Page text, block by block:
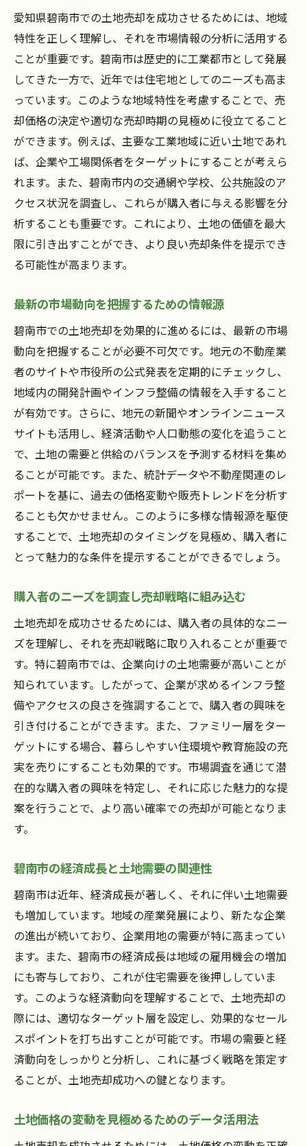
的アプローチ!(株)東海地所にお任せ
市場調査で得られるデータの読み解き方
競争力のある価格設定のための市場分析
戦略的売却を支える地域特有の情報収集
成功する売却のための効果的な広告方法
市場のニッチを狙った売却戦略の策定
地元の不動産業者との連携で得られるメリ
ット
碧南市の土地特性を最大限に活用した売却成功
の秘訣
土地の魅力を引き出すためのプロモーショ
ン
周辺環境の特徴を活かした価値提案
地域資源とアメニティを売却戦略に組み込
む
土地の歴史的価値をアピールする方法
市場における独自の立ち位置を確立する
愛知県碧南市における土地売却の最新市場動向
を徹底検証
最新の市場トレンドとその背景
需要と供給のバランスを理解する
市場動向から見た今後の不動産価値
価格変動を予測するための指標
業界動向が売却に与える影響を分析
市場情報と戦略を駆使して碧南市での土地売却
に臨む
有効な戦略を立てるための市場理解の深化
土地売却におけるリスク管理とその方法
市場情報を活用した価格交渉術
売却プロセスを円滑に進めるための準備
地域特性を反映したカスタマイズ戦略
市場情報を基にした柔軟なプランニング
碧南市の不動産市場特性を知り尽くして土地売
地元の買い手需要を引き付ける方法
不動産市場の特性に基づく価格設定
地域の特性を理解した上での売却アプロー
チ
市場動向を予測し売却のタイミングを決定
地元の専門家との連携による市場攻略
土地売却を成功させるための碧南市市場情報と
戦略の活用法
市場情報を基にした売却実務の流れ
戦略的な広告展開による購入者の誘引
地域の特性を反映した売却戦略の事例紹介
市場の変動に対応した戦略的柔軟性の保持
愛知県碧南市での土地売却を成功させるためには、地域
特性を正しく理解し、それを市場情報の分析に活用する
ことが重要です。碧南市は歴史的に工業都市として発展
してきた一方で、近年では住宅地としてのニーズも高ま
っています。このような地域特性を考慮することで、売
却価格の決定や適切な売却時期の見極めに役立てること
ができます。例えば、主要な工業地域に近い土地であれ
ば、企業や工場関係者をターゲットにすることが考えら
れます。また、碧南市内の交通網や学校、公共施設のア
クセス状況を調査し、これらが購入者に与える影響を分
析することも重要です。これにより、土地の価値を最大
限に引き出すことができ、より良い売却条件を提示でき
る可能性が高まります。
最新の市場動向を把握するための情報源
碧南市での土地売却を効果的に進めるには、最新の市場
動向を把握することが必要不可欠です。地元の不動産業
者のサイトや市役所の公式発表を定期的にチェックし、
地域内の開発計画やインフラ整備の情報を入手すること
が有効です。さらに、地元の新聞やオンラインニュース
サイトも活用し、経済活動や人口動態の変化を追うこと
で、土地の需要と供給のバランスを予測する材料を集め
ることが可能です。また、統計データや不動産関連のレ
ポートを基に、過去の価格変動や販売トレンドを分析す
ることも欠かせません。このように多様な情報源を駆使
することで、土地売却のタイミングを見極め、購入者に
とって魅力的な条件を提示することができるでしょう。
購入者のニーズを調査し売却戦略に組み込む
土地売却を成功させるためには、購入者の具体的なニー
ズを理解し、それを売却戦略に取り入れることが重要で
す。特に碧南市では、企業向けの土地需要が高いことが
知られています。したがって、企業が求めるインフラ整
備やアクセスの良さを強調することで、購入者の興味を
引き付けることができます。また、ファミリー層をター
ゲットにする場合、暮らしやすい住環境や教育施設の充
実を売りにすることも効果的です。市場調査を通じて潜
在的な購入者の興味を特定し、それに応じた魅力的な提
案を行うことで、より高い確率での売却が可能となりま
す。
碧南市の経済成長と土地需要の関連性
碧南市は近年、経済成長が著しく、それに伴い土地需要
も増加しています。地域の産業発展により、新たな企業
の進出が続いており、企業用地の需要が特に高まってい
ます。また、碧南市の経済成長は地域の雇用機会の増加
にも寄与しており、これが住宅需要を後押ししていま
す。このような経済動向を理解することで、土地売却の
際には、適切なターゲット層を設定し、効果的なセール
スポイントを打ち出すことが可能です。市場の需要と経
済動向をしっかりと分析し、これに基づく戦略を策定す
ることが、土地売却成功への鍵となります。
土地価格の変動を見極めるためのデータ活用法